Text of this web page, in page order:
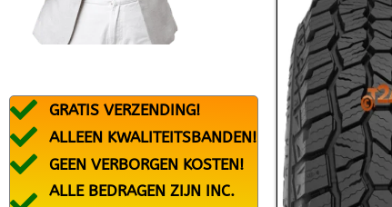
FEDERAL
FIREMAX
FORTUNA
FRONWAY
FULDA
GRATIS VERZENDING!
ALLEEN KWALITEITSBANDEN!
GEEN VERBORGEN KOSTEN!
ALLE BEDRAGEN ZIJN INC.